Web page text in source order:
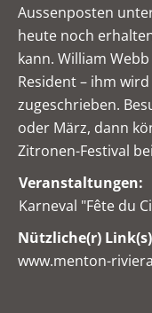
Aussenposten
heute noch
kann. William
Resident – ihm
zugeschrieben.
oder März, dann
Zitronen-Festival
Veranstaltungen:
Karneval "Fête du
Nützliche(r)
www.menton-